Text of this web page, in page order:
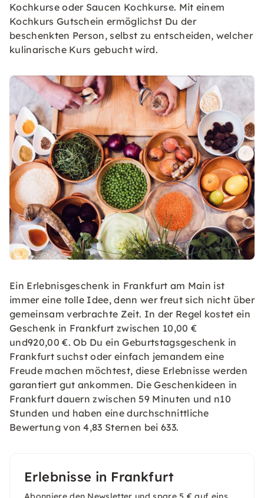
Kochkurse oder Saucen Kochkurse. Mit einem
Kochkurs Gutschein ermöglichst Du der
beschenkten Person, selbst zu entscheiden, welcher
kulinarische Kurs gebucht wird.
Ein Erlebnisgeschenk in Frankfurt am Main ist
immer eine tolle Idee, denn wer freut sich nicht über
gemeinsam verbrachte Zeit. In der Regel kostet ein
Geschenk in Frankfurt zwischen 10,00 €
und920,00 €. Ob Du ein Geburtstagsgeschenk in
Frankfurt suchst oder einfach jemandem eine
Freude machen möchtest, diese Erlebnisse werden
garantiert gut ankommen. Die Geschenkideen in
Frankfurt dauern zwischen 59 Minuten und n10
Stunden und haben eine durchschnittliche
Bewertung von 4,83 Sternen bei 633.
Erlebnisse in Frankfurt